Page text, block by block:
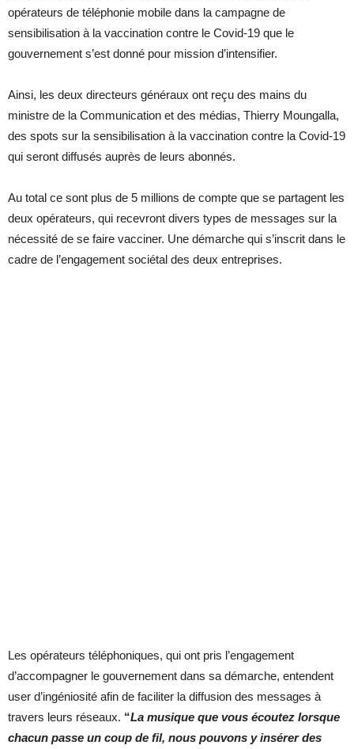
opérateurs de téléphonie mobile dans la campagne de
sensibilisation à la vaccination contre le Covid-19 que le
gouvernement s’est donné pour mission d’intensifier.
Ainsi, les deux directeurs généraux ont reçu des mains du
ministre de la Communication et des médias, Thierry Moungalla,
des spots sur la sensibilisation à la vaccination contre la Covid-19
qui seront diffusés auprès de leurs abonnés.
Au total ce sont plus de 5 millions de compte que se partagent les
deux opérateurs, qui recevront divers types de messages sur la
nécessité de se faire vacciner. Une démarche qui s’inscrit dans le
cadre de l’engagement sociétal des deux entreprises.
Les opérateurs téléphoniques, qui ont pris l’engagement
d’accompagner le gouvernement dans sa démarche, entendent
user d’ingéniosité afin de faciliter la diffusion des messages à
travers leurs réseaux. “La musique que vous écoutez lorsque
chacun passe un coup de fil, nous pouvons y insérer des